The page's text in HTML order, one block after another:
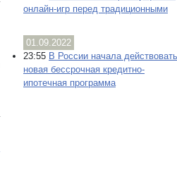
онлайн-игр перед традиционными
01.09.2022
23:55 В России начала действовать
новая бессрочная кредитно-
ипотечная программа